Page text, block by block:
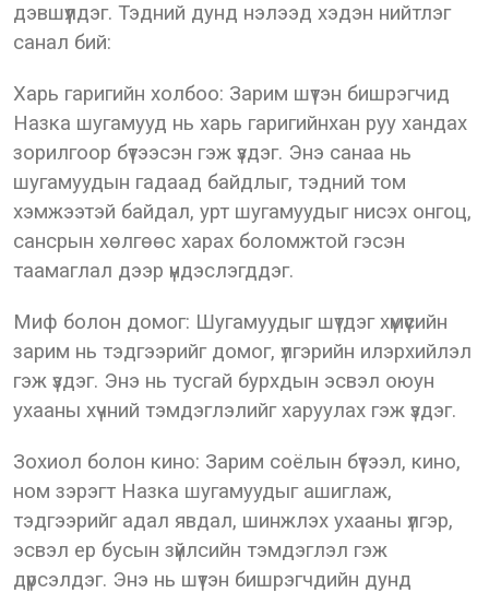
дэвшүүлдэг. Тэдний дунд нэлээд хэдэн нийтлэг
санал бий:
Харь гаригийн холбоо: Зарим шүтэн бишрэгчид
Назка шугамууд нь харь гаригийнхан руу хандах
зорилгоор бүтээсэн гэж үздэг. Энэ санаа нь
шугамуудын гадаад байдлыг, тэдний том
хэмжээтэй байдал, урт шугамуудыг нисэх онгоц,
сансрын хөлгөөс харах боломжтой гэсэн
таамаглал дээр үндэслэгддэг.
Миф болон домог: Шугамуудыг шүтдэг хүмүүсийн
зарим нь тэдгээрийг домог, үлгэрийн илэрхийлэл
гэж үздэг. Энэ нь тусгай бурхдын эсвэл оюун
ухааны хүчний тэмдэглэлийг харуулах гэж үздэг.
Зохиол болон кино: Зарим соёлын бүтээл, кино,
ном зэрэгт Назка шугамуудыг ашиглаж,
тэдгээрийг адал явдал, шинжлэх ухааны үлгэр,
эсвэл ер бусын зүйлсийн тэмдэглэл гэж
дүрсэлдэг. Энэ нь шүтэн бишрэгчдийн дунд